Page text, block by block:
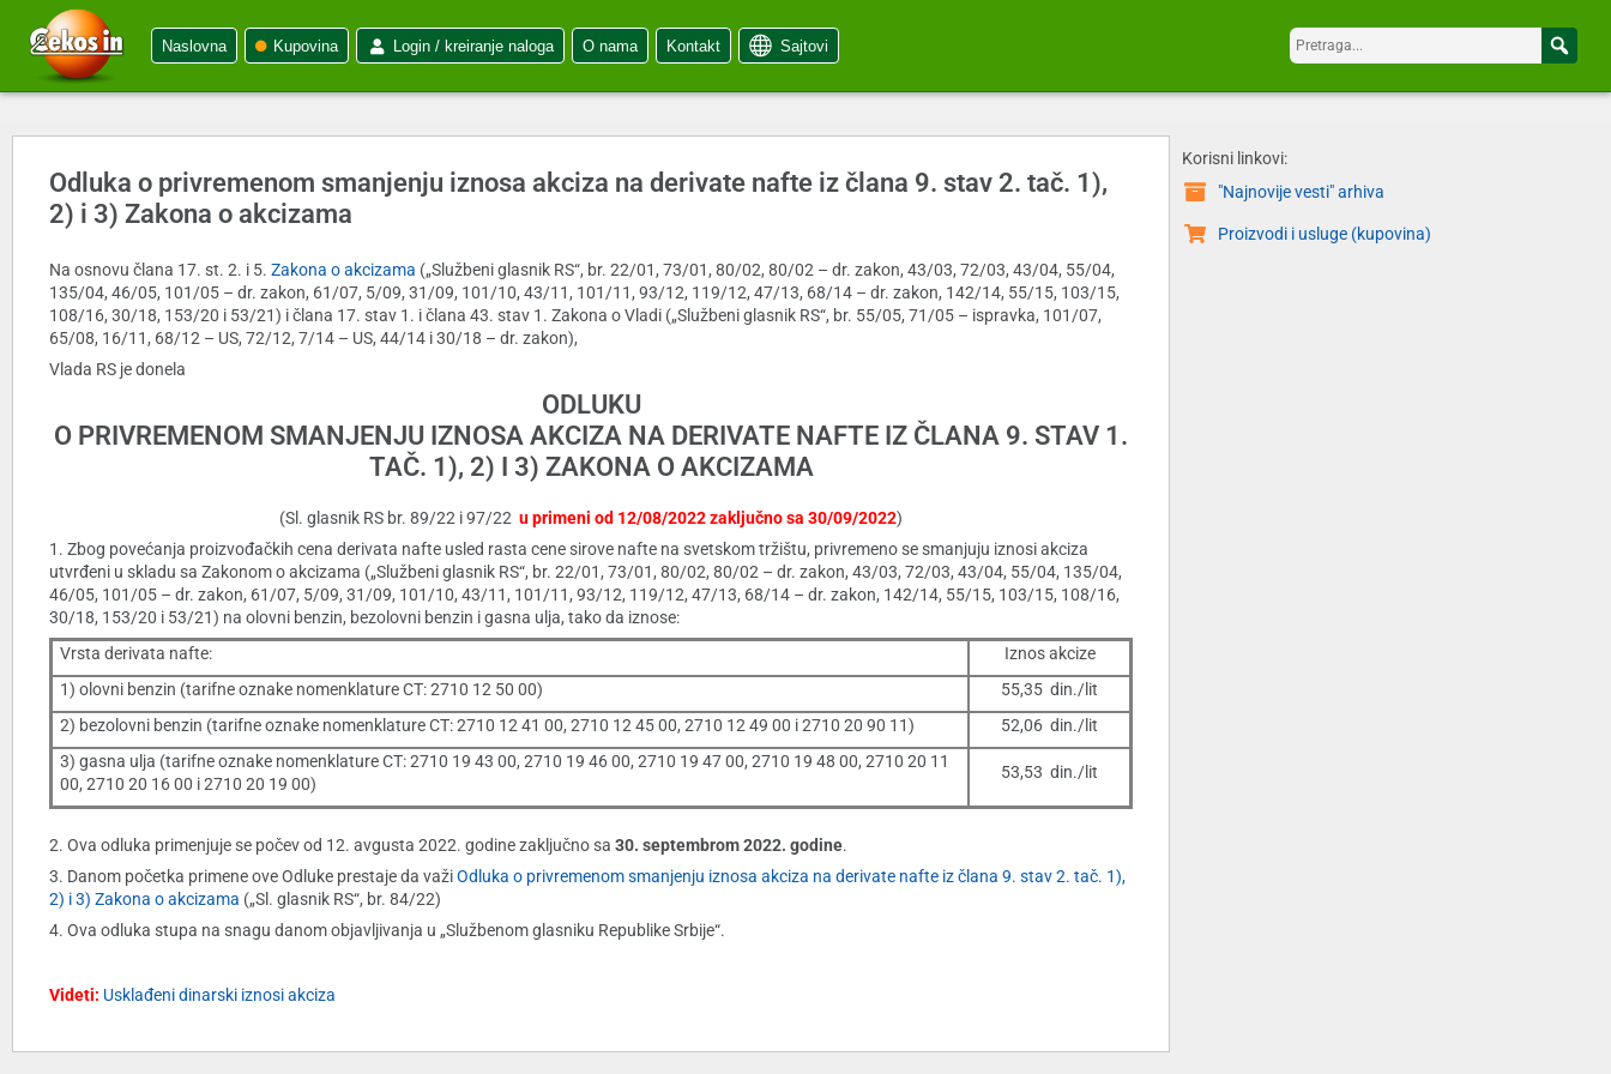
Naslovna Kupovina Login / kreiranje naloga O nama Kontakt Sajtovi
Odluka o privremenom smanjenju iznosa akciza na derivate nafte iz člana 9. stav 2. tač. 1),
2) i 3) Zakona o akcizama
Na osnovu člana 17. st. 2. i 5. Zakona o akcizama („Službeni glasnik RS“, br. 22/01, 73/01, 80/02, 80/02 – dr. zakon, 43/03, 72/03, 43/04, 55/04,
135/04, 46/05, 101/05 – dr. zakon, 61/07, 5/09, 31/09, 101/10, 43/11, 101/11, 93/12, 119/12, 47/13, 68/14 – dr. zakon, 142/14, 55/15, 103/15,
108/16, 30/18, 153/20 i 53/21) i člana 17. stav 1. i člana 43. stav 1. Zakona o Vladi („Službeni glasnik RS“, br. 55/05, 71/05 – ispravka, 101/07,
65/08, 16/11, 68/12 – US, 72/12, 7/14 – US, 44/14 i 30/18 – dr. zakon),
Vlada RS je donela
ODLUKU
O PRIVREMENOM SMANJENJU IZNOSA AKCIZA NA DERIVATE NAFTE IZ ČLANA 9. STAV 1.
TAČ. 1), 2) I 3) ZAKONA O AKCIZAMA
(Sl. glasnik RS br. 89/22 i 97/22 u primeni od 12/08/2022 zaključno sa 30/09/2022)
1. Zbog povećanja proizvođačkih cena derivata nafte usled rasta cene sirove nafte na svetskom tržištu, privremeno se smanjuju iznosi akciza
utvrđeni u skladu sa Zakonom o akcizama („Službeni glasnik RS“, br. 22/01, 73/01, 80/02, 80/02 – dr. zakon, 43/03, 72/03, 43/04, 55/04, 135/04,
46/05, 101/05 – dr. zakon, 61/07, 5/09, 31/09, 101/10, 43/11, 101/11, 93/12, 119/12, 47/13, 68/14 – dr. zakon, 142/14, 55/15, 103/15, 108/16,
30/18, 153/20 i 53/21) na olovni benzin, bezolovni benzin i gasna ulja, tako da iznose:
Vrsta derivata nafte:
Iznos akcize
1) olovni benzin (tarifne oznake nomenklature CT: 2710 12 50 00)
55,35 din./lit
2) bezolovni benzin (tarifne oznake nomenklature CT: 2710 12 41 00, 2710 12 45 00, 2710 12 49 00 i 2710 20 90 11)
52,06 din./lit
3) gasna ulja (tarifne oznake nomenklature CT: 2710 19 43 00, 2710 19 46 00, 2710 19 47 00, 2710 19 48 00, 2710 20 11
00, 2710 20 16 00 i 2710 20 19 00)
53,53 din./lit
2. Ova odluka primenjuje se počev od 12. avgusta 2022. godine zaključno sa 30. septembrom 2022. godine.
3. Danom početka primene ove Odluke prestaje da važiOdluka o privremenom smanjenju iznosa akciza na derivate nafte iz člana 9. stav 2. tač. 1),
2) i 3) Zakona o akcizama („Sl. glasnik RS“, br. 84/22)
4. Ova odluka stupa na snagu danom objavljivanja u „Službenom glasniku Republike Srbije“.
Videti: Usklađeni dinarski iznosi akciza
Korisni linkovi:
"Najnovije vesti" arhiva
Proizvodi i usluge (kupovina)